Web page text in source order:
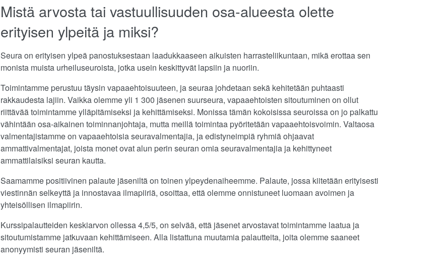
Mistä arvosta tai vastuullisuuden osa-alueesta olette
erityisen ylpeitä ja miksi?
Seura on erityisen ylpeä panostuksestaan laadukkaaseen aikuisten harrasteliikuntaan, mikä erottaa sen
monista muista urheiluseuroista, jotka usein keskittyvät lapsiin ja nuoriin.
Toimintamme perustuu täysin vapaaehtoisuuteen, ja seuraa johdetaan sekä kehitetään puhtaasti
rakkaudesta lajiin. Vaikka olemme yli 1 300 jäsenen suurseura, vapaaehtoisten sitoutuminen on ollut
riittävää toimintamme ylläpitämiseksi ja kehittämiseksi. Monissa tämän kokoisissa seuroissa on jo palkattu
vähintään osa-aikainen toiminnanjohtaja, mutta meillä toimintaa pyöritetään vapaaehtoisvoimin. Valtaosa
valmentajistamme on vapaaehtoisia seuravalmentajia, ja edistyneimpiä ryhmiä ohjaavat
ammattivalmentajat, joista monet ovat alun perin seuran omia seuravalmentajia ja kehittyneet
ammattilaisiksi seuran kautta.
Saamamme positiivinen palaute jäseniltä on toinen ylpeydenaiheemme. Palaute, jossa kiitetään erityisesti
viestinnän selkeyttä ja innostavaa ilmapiiriä, osoittaa, että olemme onnistuneet luomaan avoimen ja
yhteisöllisen ilmapiirin.
Kurssipalautteiden keskiarvon ollessa 4,5/5, on selvää, että jäsenet arvostavat toimintamme laatua ja
sitoutumistamme jatkuvaan kehittämiseen. Alla listattuna muutamia palautteita, joita olemme saaneet
anonyymisti seuran jäseniltä.